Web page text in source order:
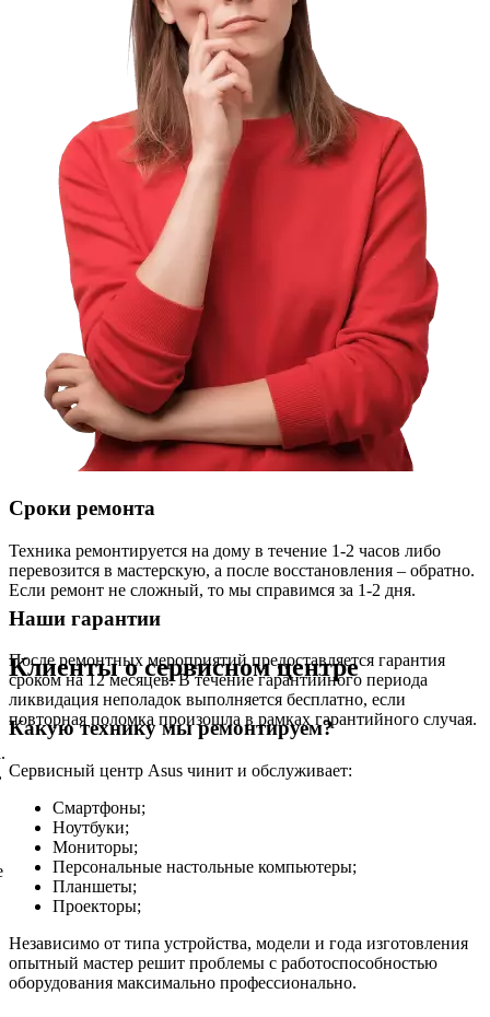
Сроки ремонта
Техника ремонтируется на дому в течение 1-2 часов либо
перевозится в мастерскую, а после восстановления – обратно.
Если ремонт не сложный, то мы справимся за 1-2 дня.
Наши гарантии
После ремонтных мероприятий предоставляется гарантия
сроком на 12 месяцев. В течение гарантийного периода
ликвидация неполадок выполняется бесплатно, если
повторная поломка произошла в рамках гарантийного случая.
Какую технику мы ремонтируем?
Сервисный центр Asus чинит и обслуживает:
Смартфоны;
Ноутбуки;
Мониторы;
Персональные настольные компьютеры;
Планшеты;
Проекторы;
Независимо от типа устройства, модели и года изготовления
опытный мастер решит проблемы с работоспособностью
оборудования максимально профессионально.
Клиенты о сервисном центре